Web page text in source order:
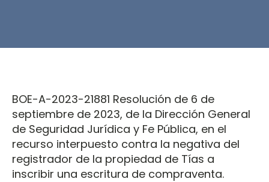
BOE-A-2023-21881 Resolución de 6 de
septiembre de 2023, de la Dirección General
de Seguridad Jurídica y Fe Pública, en el
recurso interpuesto contra la negativa del
registrador de la propiedad de Tías a
inscribir una escritura de compraventa.